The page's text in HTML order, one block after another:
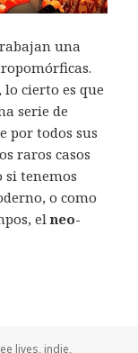
una
cierto es que
serie de
por todos sus
raros casos
si tenemos
o como
elneo-
lives, indie,